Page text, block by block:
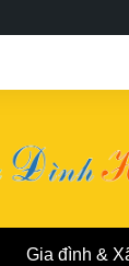
Gia đình &